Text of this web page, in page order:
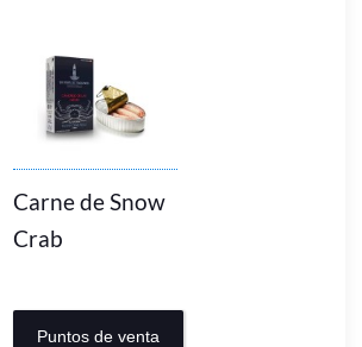
Carne de Snow
Crab
Puntos de venta